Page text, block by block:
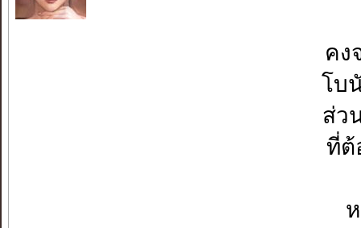
คง
โบ
ส่ว
ที่ต้